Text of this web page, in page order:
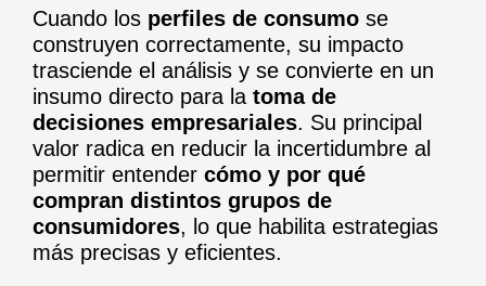
Cuando los perfiles de consumose
construyen correctamente, su impacto
trasciende el análisis y se convierte en un
insumo directo para la toma de
decisiones empresariales. Su principal
valor radica en reducir la incertidumbre al
permitir entender cómo y por qué
compran distintos grupos de
consumidores, lo que habilita estrategias
más precisas y eficientes.